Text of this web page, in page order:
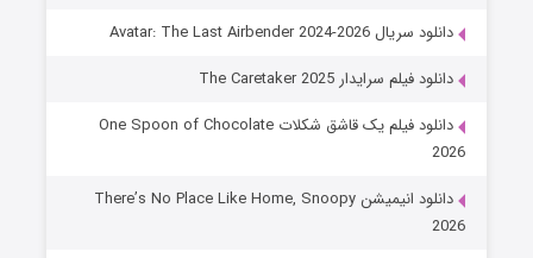
دانلود سریال Avatar: The Last Airbender 2024-2026
دانلود فیلم سرایدار The Caretaker 2025
دانلود فیلم یک قاشق شکلات One Spoon of Chocolate
2026
دانلود انیمیشن There’s No Place Like Home, Snoopy
2026